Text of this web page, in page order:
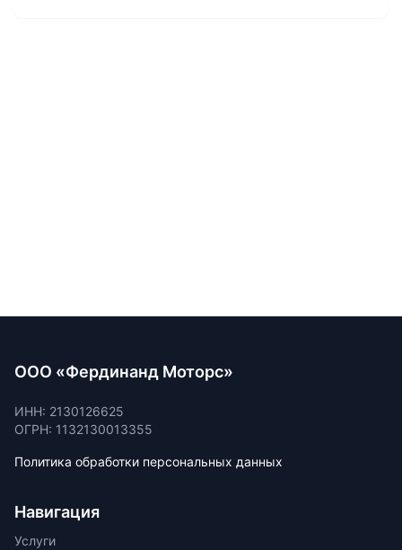
ООО «Фердинанд Моторс»
ИНН: 2130126625
ОГРН: 1132130013355
Политика обработки персональных данных
Навигация
Услуги